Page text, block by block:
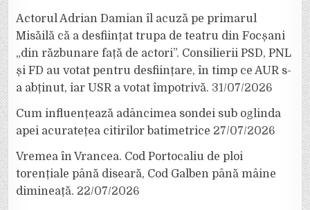
Actorul Adrian Damian îl acuză pe primarul
Misăilă că a desființat trupa de teatru din Focșani
„din răzbunare față de actori”. Consilierii PSD, PNL
și FD au votat pentru desființare, în timp ce AUR s-
a abținut, iar USR a votat împotrivă. 31/07/2026
Cum influențează adâncimea sondei sub oglinda
apei acuratețea citirilor batimetrice 27/07/2026
Vremea în Vrancea. Cod Portocaliu de ploi
torențiale până diseară, Cod Galben până mâine
dimineață. 22/07/2026